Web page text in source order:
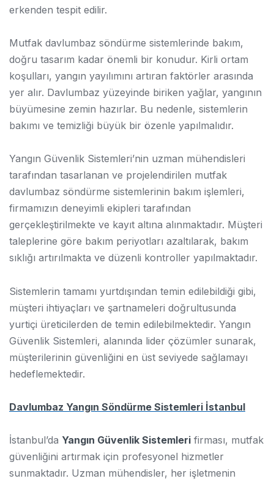
erkenden tespit edilir.
Mutfak davlumbaz söndürme sistemlerinde bakım,
doğru tasarım kadar önemli bir konudur. Kirli ortam
koşulları, yangın yayılımını artıran faktörler arasında
yer alır. Davlumbaz yüzeyinde biriken yağlar, yangının
büyümesine zemin hazırlar. Bu nedenle, sistemlerin
bakımı ve temizliği büyük bir özenle yapılmalıdır.
Yangın Güvenlik Sistemleri’nin uzman mühendisleri
tarafından tasarlanan ve projelendirilen mutfak
davlumbaz söndürme sistemlerinin bakım işlemleri,
firmamızın deneyimli ekipleri tarafından
gerçekleştirilmekte ve kayıt altına alınmaktadır. Müşteri
taleplerine göre bakım periyotları azaltılarak, bakım
sıklığı artırılmakta ve düzenli kontroller yapılmaktadır.
Sistemlerin tamamı yurtdışından temin edilebildiği gibi,
müşteri ihtiyaçları ve şartnameleri doğrultusunda
yurtiçi üreticilerden de temin edilebilmektedir. Yangın
Güvenlik Sistemleri, alanında lider çözümler sunarak,
müşterilerinin güvenliğini en üst seviyede sağlamayı
hedeflemektedir.
Davlumbaz Yangın Söndürme Sistemleri İstanbul
İstanbul’da Yangın Güvenlik Sistemleri firması, mutfak
güvenliğini artırmak için profesyonel hizmetler
sunmaktadır. Uzman mühendisler, her işletmenin